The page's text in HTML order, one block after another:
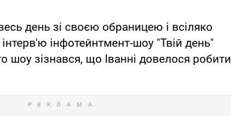
день зі своєю обраницею і всіляко
інфотейнтмент-шоу "Твій день"
шоу зізнався, що Іванні довелося робити